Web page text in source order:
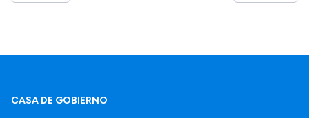
CASA DE GOBIERNO